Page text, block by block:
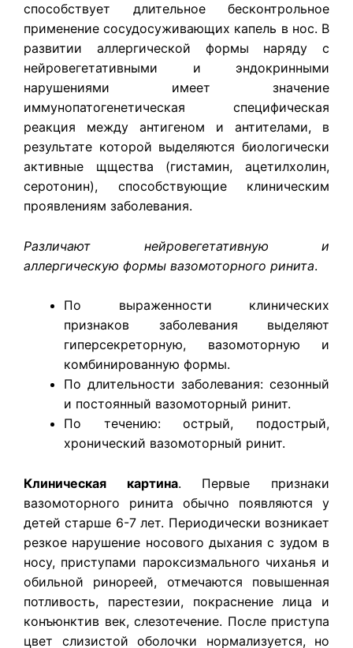
способствует длительное бесконтрольное
применение сосудосуживающих капель в нос. В
развитии аллергической формы наряду с
нейровегетативными и эндокринными
нарушениями имеет значение
иммунопатогенетическая специфическая
реакция между антигеном и антителами, в
результате которой выделяются биологически
активные щщества (гистамин, ацетилхолин,
серотонин), способствующие клиническим
проявлениям заболевания.
Различают нейровегетативную и
аллергическую формы вазомоторного ринита.
По выраженности клинических
признаков заболевания выделяют
гиперсекреторную, вазомоторную и
комбинированную формы.
По длительности заболевания: сезонный
и постоянный вазомоторный ринит.
По течению: острый, подострый,
хронический вазомоторный ринит.
​Клиническая картина. Первые признаки
вазомоторного ринита обычно появляются у
детей старше 6-7 лет. Периодически возникает
резкое нарушение носового дыхания с зудом в
носу, приступами пароксизмального чиханья и
обильной ринореей, отмечаются повышенная
потливость, парестезии, покраснение лица и
конъюнктив век, слезотечение. После приступа
цвет слизистой оболочки нормализуется, но